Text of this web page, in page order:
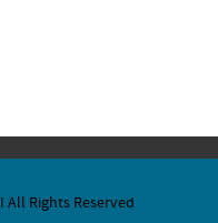
I All Rights Reserved